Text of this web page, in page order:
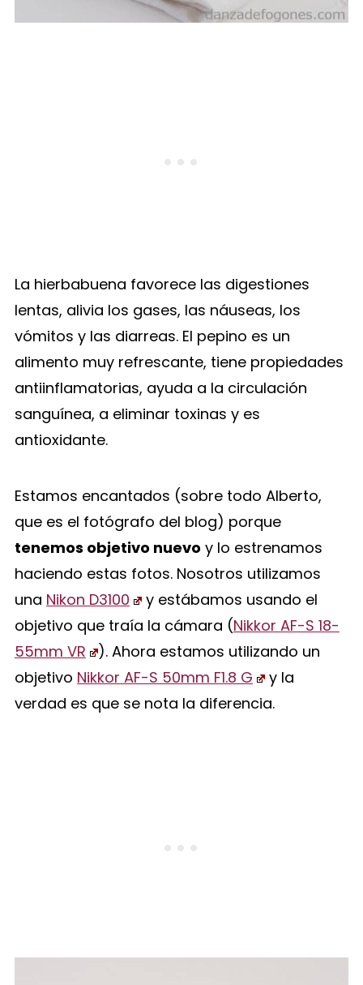
La hierbabuena favorece las digestiones
lentas, alivia los gases, las náuseas, los
vómitos y las diarreas. El pepino es un
alimento muy refrescante, tiene propiedades
antiinflamatorias, ayuda a la circulación
sanguínea, a eliminar toxinas y es
antioxidante.
Estamos encantados (sobre todo Alberto,
que es el fotógrafo del blog) porque
tenemos objetivo nuevo y lo estrenamos
haciendo estas fotos. Nosotros utilizamos
una Nikon D3100
y estábamos usando el
objetivo que traía la cámara (Nikkor AF-S 18-
55mm VR
). Ahora estamos utilizando un
objetivo Nikkor AF-S 50mm F1.8 G
y la
verdad es que se nota la diferencia.